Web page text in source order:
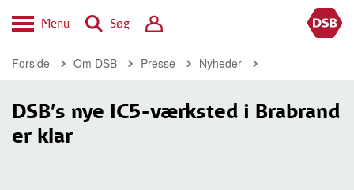
Menu Søg
Forside Om DSB Presse Nyheder
DSB’s nye IC5-værksted i Brabrand
er klar